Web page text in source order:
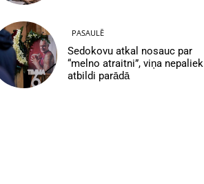
PASAULĒ
Sedokovu atkal nosauc par
“melno atraitni”, viņa nepaliek
atbildi parādā